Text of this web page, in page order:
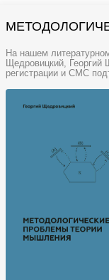
На нашем
Щедровицкий, Георгий
регистрации и СМС